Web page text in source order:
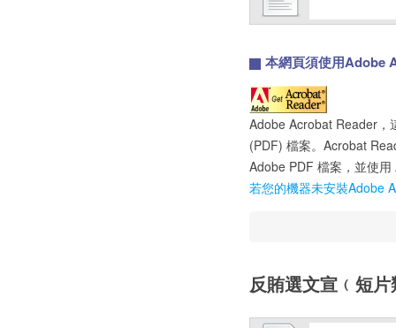
本網頁須使用Adobe
Adobe Acrobat Reader，
(PDF) 檔案。Acrobat
Adobe PDF 檔案，並使
若您的機器未安裝Adobe
反賄選文宣﹙短片